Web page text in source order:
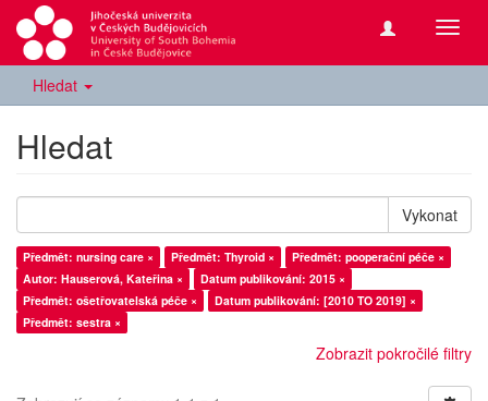
Hledat
Hledat
Vykonat
Předmět: nursing care × Předmět: Thyroid ×
Předmět: pooperační péče ×
Autor: Hauserová, Kateřina ×
Datum publikování: 2015 ×
Předmět: ošetřovatelská péče ×
Datum publikování: [2010 TO 2019] ×
Předmět: sestra ×
Zobrazit pokročilé filtry